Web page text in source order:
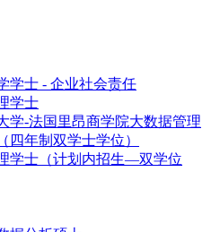
学士 - 企业社会责任
学士
学-法国里昂商学院大数据管理
四年制双学士学位）
学士（计划内招生—双学位